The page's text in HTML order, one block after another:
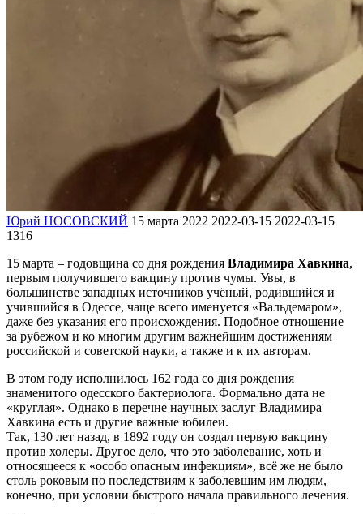
Юрий НОСОВСКИЙ 15 марта 2022 2022-03-15 2022-03-15
1316
15 марта – годовщина со дня рождения Владимира Хавкина,
первым получившего вакцину против чумы. Увы, в
большинстве западных источников учёный, родившийся и
учившийся в Одессе, чаще всего именуется «Вальдемаром»,
даже без указания его происхождения. Подобное отношение
за рубежом и ко многим другим важнейшим достижениям
российской и советской науки, а также и к их авторам.
В этом году исполнилось 162 года со дня рождения
знаменитого одесского бактериолога. Формально дата не
«круглая». Однако в перечне научных заслуг Владимира
Хавкина есть и другие важные юбилеи.
Так, 130 лет назад, в 1892 году он создал первую вакцину
против холеры. Другое дело, что это заболевание, хоть и
относящееся к «особо опасным инфекциям», всё же не было
столь роковым по последствиям к заболевшим им людям,
конечно, при условии быстрого начала правильного лечения.